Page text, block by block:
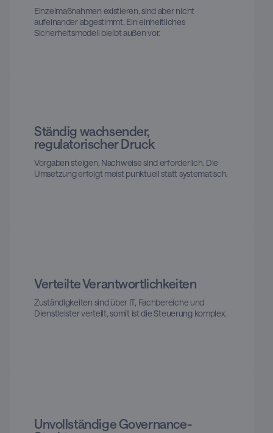
Einzelmaßnahmen existieren, sind aber nicht
aufeinander abgestimmt. Ein einheitliches
Sicherheitsmodell bleibt außen vor.
Ständig wachsender,
regulatorischer Druck
Vorgaben steigen, Nachweise sind erforderlich. Die
Umsetzung erfolgt meist punktuell statt systematisch.
Verteilte Verantwortlichkeiten
Zuständigkeiten sind über IT, Fachbereiche und
Dienstleister verteilt, somit ist die Steuerung komplex.
Unvollständige Governance-